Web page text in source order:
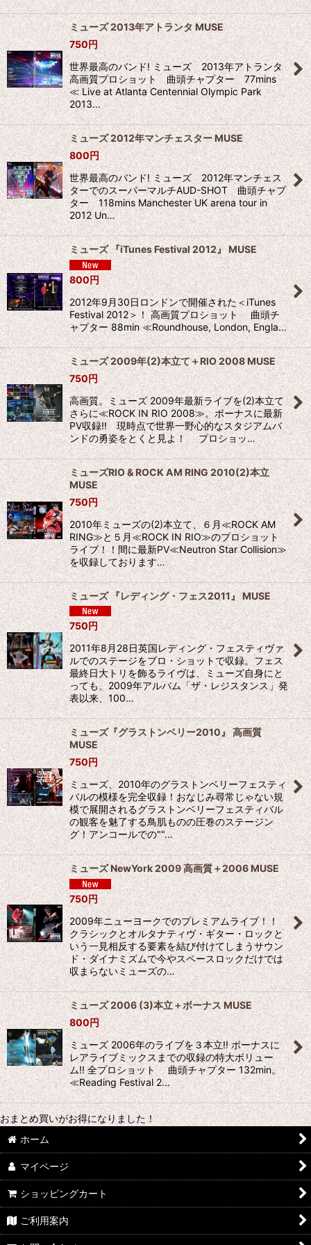
ミューズ 2013年アトランタ MUSE
750円
世界最高のバンド! ミューズ 2013年アトランタ
高画質プロショット 曲頭チャプター 77mins
≪ Live at Atlanta Centennial Olympic Park
2013…
ミューズ 2012年マンチェスター MUSE
800円
世界最高のバンド! ミューズ 2012年マンチェス
ターでのスーパーマルチAUD-SHOT 曲頭チャプ
ター 118mins Manchester UK arena tour in
2012 Un…
ミューズ 『iTunes Festival 2012』 MUSE
800円
2012年9月30日ロンドンで開催された＜iTunes
Festival 2012＞！ 高画質プロショット 曲頭チ
ャプター 88min ≪Roundhouse, London, Engla…
ミューズ 2009年(2)本立て＋RIO 2008 MUSE
750円
高画質。ミューズ 2009年最新ライブを(2)本立て
さらに≪ROCK IN RIO 2008≫。ボーナスに最新
PV収録!! 現時点で世界一野心的なスタジアムバ
ンドの勇姿をとくと見よ！ プロショッ…
ミューズRIO & ROCK AM RING 2010(2)本立
MUSE
750円
2010年ミューズの(2)本立て、６月≪ROCK AM
RING≫と５月≪ROCK IN RIO≫のプロショット
ライブ！！間に最新PV≪Neutron Star Collision≫
を収録しております…
ミューズ 『レディング・フェス2011』 MUSE
750円
2011年8月28日英国レディング・フェスティヴァ
ルでのステージをプロ・ショットで収録。フェス
最終日大トリを飾るライヴは、ミューズ自身にと
っても、2009年アルバム「ザ・レジスタンス」発
表以来、100…
ミューズ『グラストンベリー2010』 高画質
MUSE
750円
ミューズ、2010年のグラストンベリーフェスティ
バルの模様を完全収録！おなじみ尋常じゃない規
模で展開されるグラストンベリーフェスティバル
の観客を魅了する鳥肌ものの圧巻のステージン
グ！アンコールでの""…
ミューズ NewYork 2009 高画質＋2006 MUSE
750円
2009年ニューヨークでのプレミアムライブ！！
クラシックとオルタナティヴ・ギター・ロックと
いう一見相反する要素を結び付けてしまうサウン
ド・ダイナミズムで今やスペースロックだけでは
収まらないミューズの…
ミューズ 2006 (3)本立＋ボーナス MUSE
800円
ミューズ 2006年のライブを３本立!! ボーナスに
レアライブミックスまでの収録の特大ボリュー
ム!! 全プロショット 曲頭チャプター 132min。
≪Reading Festival 2…
おまとめ買いがお得になりました！
ホーム
マイページ
ショッピングカート
ご利用案内